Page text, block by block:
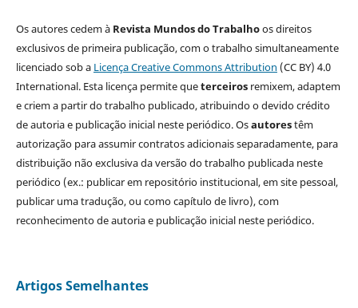
Os autores cedem à Revista Mundos do Trabalhoos direitos
exclusivos de primeira publicação, com o trabalho simultaneamente
licenciado sob a Licença Creative Commons Attribution (CC BY) 4.0
International. Esta licença permite queterceirosremixem, adaptem
e criem a partir do trabalho publicado, atribuindo o devido crédito
de autoria e publicação inicial neste periódico. Osautorestêm
autorização para assumir contratos adicionais separadamente, para
distribuição não exclusiva da versão do trabalho publicada neste
periódico (ex.: publicar em repositório institucional, em site pessoal,
publicar uma tradução, ou como capítulo de livro), com
reconhecimento de autoria e publicação inicial neste periódico.
Artigos Semelhantes